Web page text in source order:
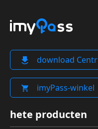
download
imyPass-winkel
hete producten